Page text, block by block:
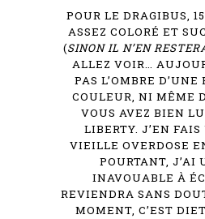
POUR LE DRAGIBUS,
ASSEZ COLORÉ ET
(SINON IL N’EN
ALLEZ VOIR…
PAS L’OMBRE D’UNE
COULEUR, NI MÊME
VOUS AVEZ BIEN
LIBERTY. J’EN
VIEILLE OVERDOSE
POURTANT, J’AI
INAVOUABLE À
REVIENDRA SANS
MOMENT, C’EST